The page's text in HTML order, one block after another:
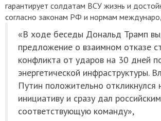
гарантирует солдатам ВСУ жизнь и
согласно законам РФ и нормам
«В ходе беседы Дональд Трамп
предложение о взаимном отказе
конфликта от ударов на 30 дней
энергетической инфраструктуры.
Путин положительно откликнулся
инициативу и сразу дал
соответствующую команду»,